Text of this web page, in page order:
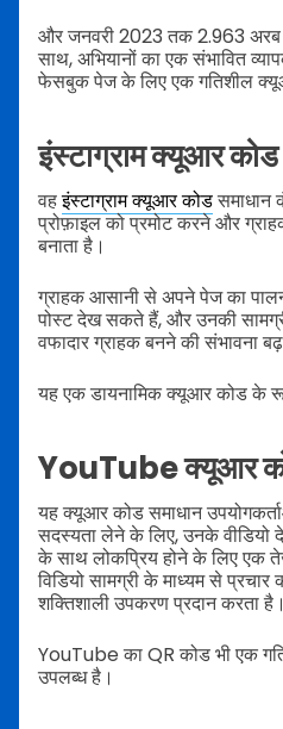
और जनवरी 2023 तक 2.963
साथ, अभियानों का एक संभावित
फेसबुक पेज के लिए एक गतिशील
इंस्टाग्राम क्यूआर कोड
वहइंस्टाग्राम क्यूआर कोडसमाधान
प्रोफ़ाइल को प्रमोट करने और
बनाता है।
ग्राहक आसानी से अपने पेज का
पोस्ट देख सकते हैं, और उनकी
वफादार ग्राहक बनने की संभावना
यह एक डायनामिक क्यूआर कोड के
YouTube क्यूआर
यह क्यूआर कोड समाधान
सदस्यता लेने के लिए, उनके वीडियो
के साथ लोकप्रिय होने के लिए एक
विडियो सामग्री के माध्यम से
शक्तिशाली उपकरण प्रदान करता है।
YouTube का QR कोड भी एक
उपलब्ध है।